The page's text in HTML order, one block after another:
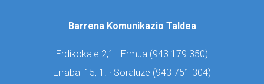
Barrena Komunikazio Taldea
Erdikokale 2,1 · Ermua (943 179 350)
Errabal 15, 1. · Soraluze (943 751 304)